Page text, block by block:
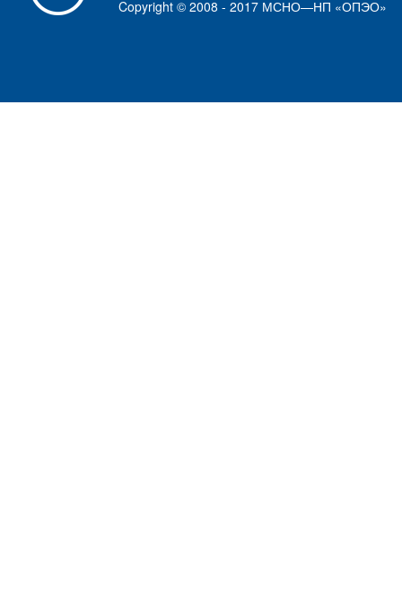
Copyright © 2008 - 2017 МСНО—НП «ОПЭО»